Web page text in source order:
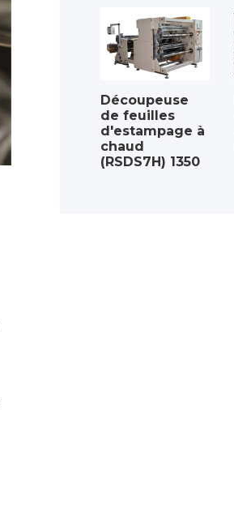
Découpeuse
de feuilles
d'estampage à
chaud
(RSDS7H) 1350